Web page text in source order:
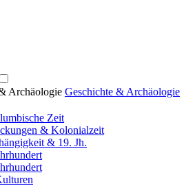
Archäologie Geschichte & Archäologie
Zeit
& Kolonialzeit
& 19. Jh.